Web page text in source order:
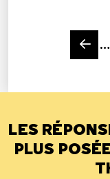
…
LES
PLUS